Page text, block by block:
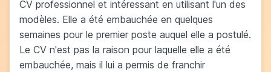
CV professionnel et intéressant en utilisant l'un des
modèles. Elle a été embauchée en quelques
semaines pour le premier poste auquel elle a postulé.
Le CV n'est pas la raison pour laquelle elle a été
embauchée, mais il lui a permis de franchir